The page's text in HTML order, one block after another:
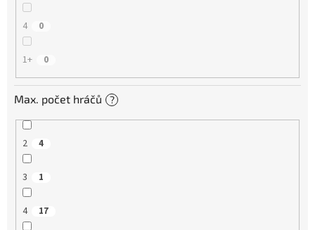
4 0
1+ 0
Max. počet hráčů ?
2 4
3 1
4 17